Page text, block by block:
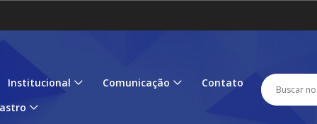
Institucional Comunicação
Contato
no